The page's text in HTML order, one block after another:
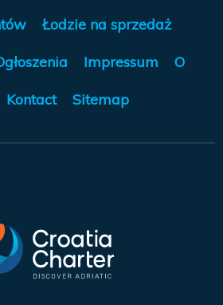
Łodzie na sprzedaż
Impressum O
Kontact Sitemap